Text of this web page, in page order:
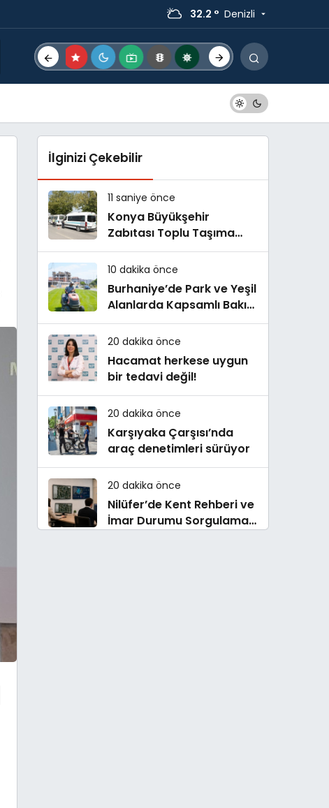
32.2 ° Denizli
İlginizi Çekebilir
11 saniye önce
Konya Büyükşehir
Zabıtası Toplu Taşıma
Denetimlerini Sürdürüyor
10 dakika önce
Burhaniye’de Park ve Yeşil
Alanlarda Kapsamlı Bakım
Çalışmaları Sürüyor
20 dakika önce
Hacamat herkese uygun
bir tedavi değil!
20 dakika önce
Karşıyaka Çarşısı’nda
araç denetimleri sürüyor
20 dakika önce
Nilüfer’de Kent Rehberi ve
İmar Durumu Sorgulama